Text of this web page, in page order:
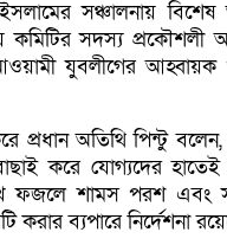
সঞ্চালনায় বিশেষ
কমিটির সদস্য প্রকৌশলী
যুবলীগের
প্রধান অতিথি পিন্টু
করে যোগ্যদের হাতেই
ফজলে শামস পরশ এবং
ব্যপারে নির্দেশনা